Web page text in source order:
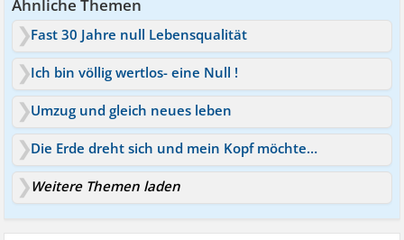
Ähnliche Themen
Fast 30 Jahre null Lebensqualität
Ich bin völlig wertlos- eine Null !
Umzug und gleich neues leben
Die Erde dreht sich und mein Kopf möchte gleich mit
Weitere Themen laden